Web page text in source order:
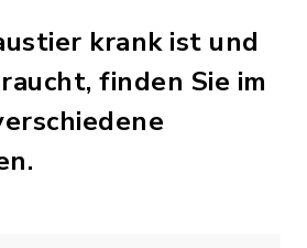
krank ist und
finden Sie im